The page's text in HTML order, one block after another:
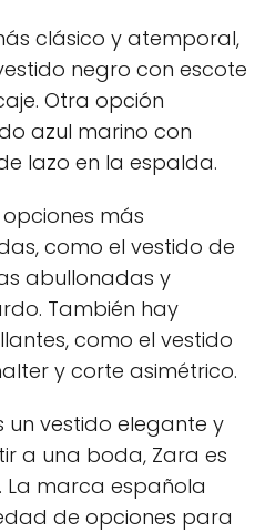
clásico y atemporal,
negro con escote
Otra opción
azul marino con
lazo en la espalda.
más
como el vestido de
abullonadas y
También hay
como el vestido
y corte asimétrico.
un vestido elegante y
a una boda, Zara es
La marca española
de opciones para